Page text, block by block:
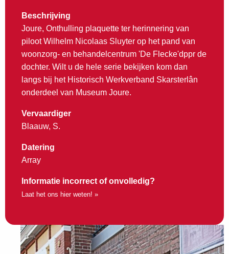
Beschrijving
Joure, Onthulling plaquette ter herinnering van
piloot Wilhelm Nicolaas Sluyter op het pand van
woonzorg- en behandelcentrum 'De Flecke'dppr de
dochter. Wilt u de hele serie bekijken kom dan
langs bij het Historisch Werkverband Skarsterlân
onderdeel van Museum Joure.
Vervaardiger
Blaauw, S.
Datering
Array
Informatie incorrect of onvolledig?
Laat het ons hier weten! »